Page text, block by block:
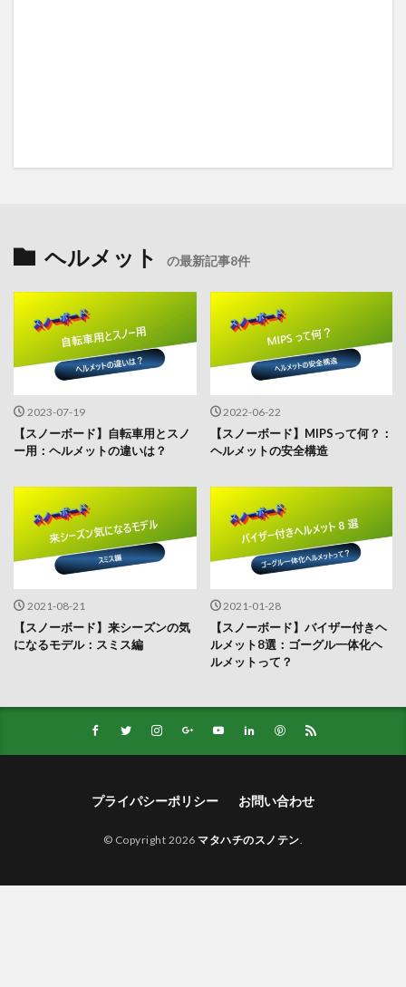
ヘルメット の最新記事8件
2023-07-19
【スノーボード】自転車用とスノ
ー用：ヘルメットの違いは？
2022-06-22
【スノーボード】MIPSって何？：
ヘルメットの安全構造
2021-08-21
【スノーボード】来シーズンの気
になるモデル：スミス編
2021-01-28
【スノーボード】バイザー付きヘ
ルメット8選：ゴーグル一体化ヘ
ルメットって？
プライパシーポリシー お問い合わせ
© Copyright 2026 マタハチのスノテン